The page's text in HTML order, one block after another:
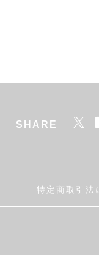
SHARE
特定商取引法